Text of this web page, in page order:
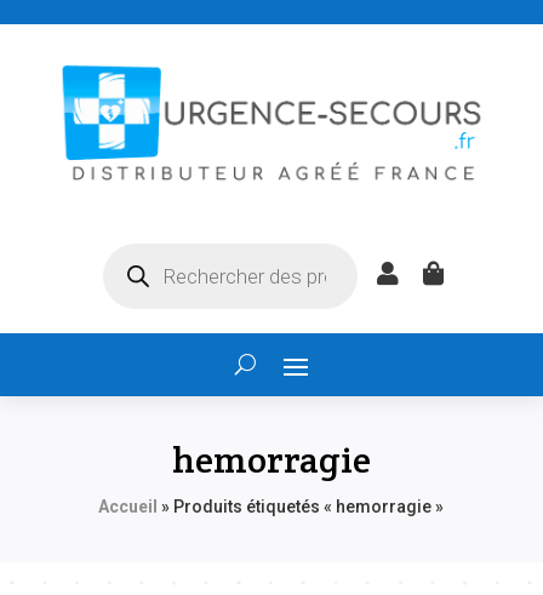
 
hemorragie
Accueil » Produits étiquetés « hemorragie »